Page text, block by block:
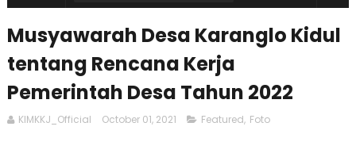
Musyawarah Desa Karanglo Kidul
tentang Rencana Kerja
Pemerintah Desa Tahun 2022
KIMKKJ_Official October 01, 2021 Featured, Foto